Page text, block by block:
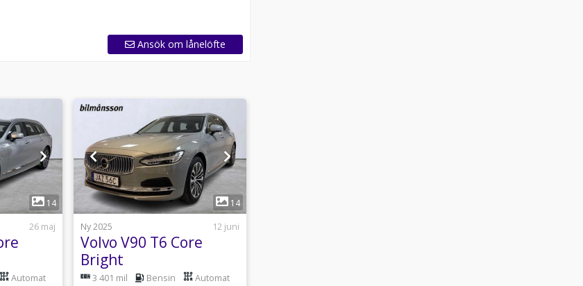
Ansök om lånelöfte
14
26 maj
Automat
1
14
Ny 2025
12 juni
Volvo V90 T6 Core
Bright
3 401 mil Bensin Automat